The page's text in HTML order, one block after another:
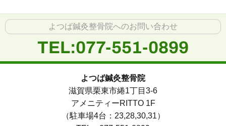
よつば鍼灸整骨院へのお問い合わせ
TEL:077-551-0899
よつば鍼灸整骨院
滋賀県栗東市綣1丁目3-6
アメニティーRITTO 1F
（駐車場4台：23,28,30,31）